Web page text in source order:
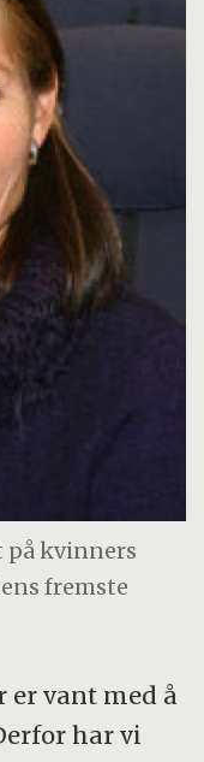
på kvinners
fremste
vant med å
har vi